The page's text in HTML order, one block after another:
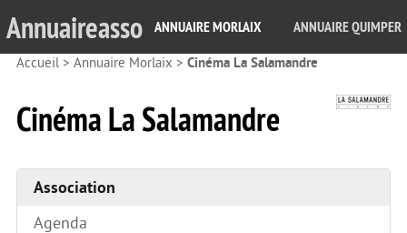
Annuaireasso ANNUAIRE MORLAIX ANNUAIRE QUIMPER
Accueil> Annuaire Morlaix > Cinéma La Salamandre
Cinéma La Salamandre
Association
Agenda